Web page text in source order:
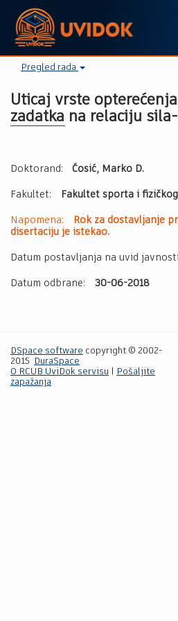
Pregled rada
Uticaj vrste
zadatka na relaciju
Doktorand: Ćosić, Marko D.
Fakultet: Fakultet sporta i
Napomena:
Rok za dostavljanje
disertaciju je istekao.
Datum postavljanja na uvid
Datum odbrane: 30-06-2018
DSpace software copyright © 2002-
2015
DuraSpace
O RCUB UviDok servisu
Pošaljite
zapažanja